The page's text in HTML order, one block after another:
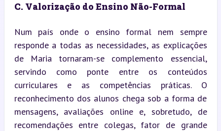
C. Valorização do Ensino Não-Formal
Num país onde o ensino formal nem sempre
responde a todas as necessidades, as explicações
de Maria tornaram-se complemento essencial,
servindo como ponte entre os conteúdos
curriculares e as competências práticas. O
reconhecimento dos alunos chega sob a forma de
mensagens, avaliações online e, sobretudo, de
recomendações entre colegas, fator de grande